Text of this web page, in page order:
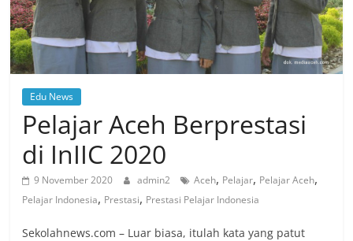
Edu News
Pelajar Aceh Berprestasi
di InIIC 2020
9 November 2020 admin2 Aceh, Pelajar, Pelajar Aceh,
Pelajar Indonesia, Prestasi, Prestasi Pelajar Indonesia
Sekolahnews.com – Luar biasa, itulah kata yang patut